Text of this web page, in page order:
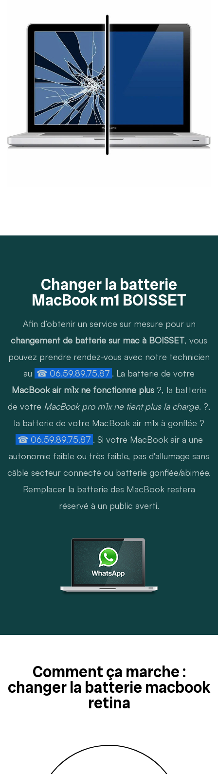
Changer la batterie
MacBook m1 BOISSET
Afin d’obtenir un service sur mesure pour un
changement de batterie sur mac à BOISSET, vous
pouvez prendre rendez-vous avec notre technicien
au ☎ 06.59.89.75.87 . La batterie de votre
MacBook air m1x ne fonctionne plus ?, la batterie
de votre MacBook pro m1x ne tient plus la charge. ?,
la batterie de votre MacBook air m1x à gonflée ?
☎ 06.59.89.75.87 . Si votre MacBook air a une
autonomie faible ou très faible, pas d'allumage sans
câble secteur connecté ou batterie gonflée/abimée.
Remplacer la batterie des MacBook restera
réservé à un public averti.
Comment ça marche :
changer la batterie macbook
retina